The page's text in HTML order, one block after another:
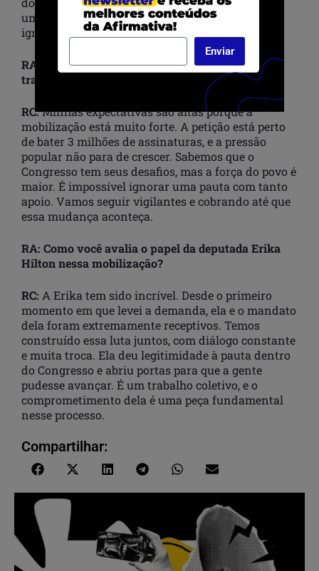
um recado claro de que essa luta não pode ser
ignorada.
RA: Quais são suas expectativas sobre a
tramitação da PEC no Congresso?
RC:Minhas expectativas são altas porque a
mobilização está muito forte. A petição está perto
de bater 3 milhões de assinaturas, e a pressão
popular não para de crescer. Sabemos que o
Congresso tem seus desafios, mas a força do povo é
maior. É impossível ignorar uma pauta com tanto
apoio. Vamos seguir vigilantes e cobrando até que
essa mudança aconteça.
RA: Como você avalia o papel da deputada Erika
Hilton nessa mobilização?
RC: A Erika tem sido incrível. Desde o primeiro
momento em que levei a demanda, ela e o mandato
dela foram extremamente receptivos. Temos
construído essa luta juntos, com diálogo constante
e muita troca. Ela deu legitimidade à pauta dentro
do Congresso e abriu portas para que a gente
pudesse avançar. É um trabalho coletivo, e o
comprometimento dela é uma peça fundamental
nesse processo.
Compartilhar:
Enviar